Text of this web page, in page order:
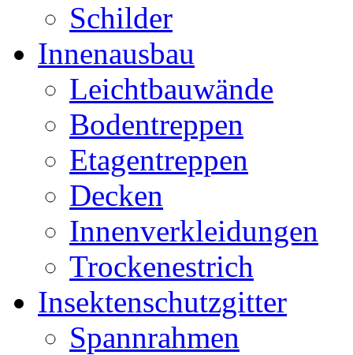
Schilder
Innenausbau
Leichtbauwände
Bodentreppen
Etagentreppen
Decken
Innenverkleidungen
Trockenestrich
Insektenschutzgitter
Spannrahmen